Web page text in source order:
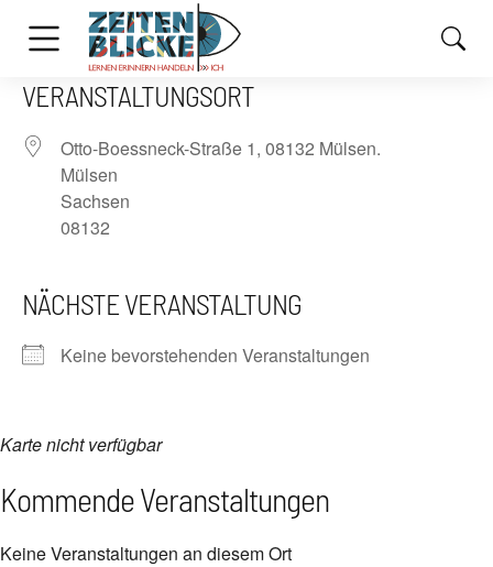
VERANSTALTUNGSORT
Otto-Boessneck-Straße 1, 08132 Mülsen.
Mülsen
Sachsen
08132
NÄCHSTE VERANSTALTUNG
Keine bevorstehenden Veranstaltungen
Karte nicht verfügbar
Kommende Veranstaltungen
Keine Veranstaltungen an diesem Ort